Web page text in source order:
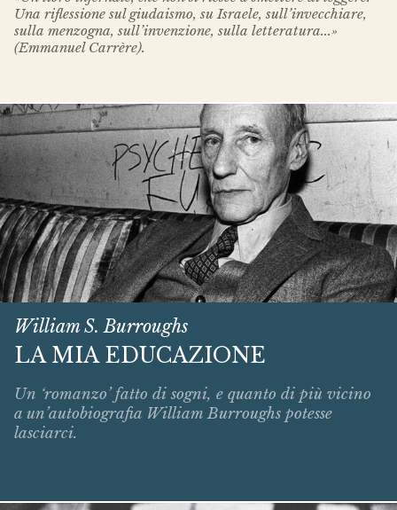
Una riflessione sul giudaismo, su Israele, sull’invecchiare,
sulla menzogna, sull’invenzione, sulla letteratura...»
(Emmanuel Carrère).
William S. Burroughs
LA MIA EDUCAZIONE
Un ‘romanzo’ fatto di sogni, e quanto di più vicino
a un’autobiografia William Burroughs potesse
lasciarci.